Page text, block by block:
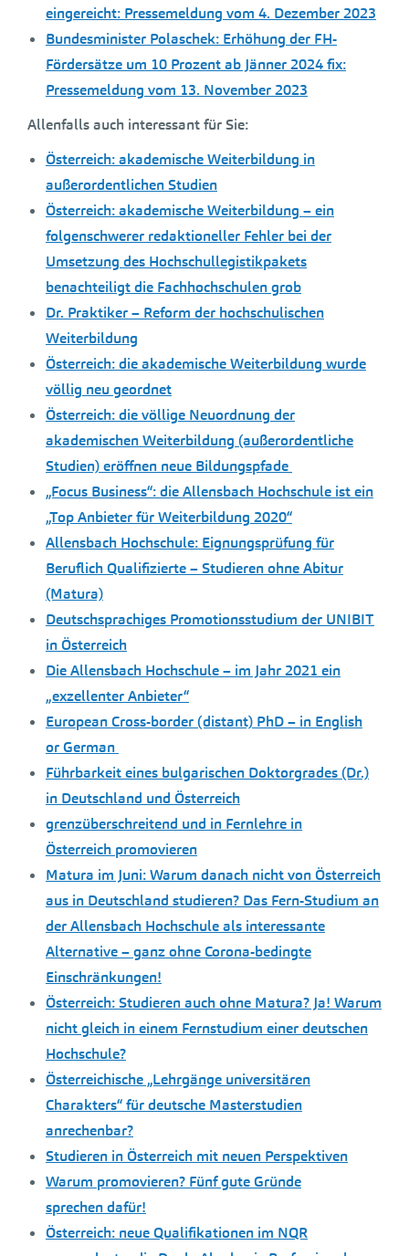
eingereicht: Pressemeldung vom 4. Dezember 2023
Bundesminister Polaschek: Erhöhung der FH-
Fördersätze um 10 Prozent ab Jänner 2024 fix:
Pressemeldung vom 13. November 2023
Allenfalls auch interessant für Sie:
Österreich: akademische Weiterbildung in
außerordentlichen Studien
Österreich: akademische Weiterbildung – ein
folgenschwerer redaktioneller Fehler bei der
Umsetzung des Hochschullegistikpakets
benachteiligt die Fachhochschulen grob
Dr. Praktiker – Reform der hochschulischen
Weiterbildung
Österreich: die akademische Weiterbildung wurde
völlig neu geordnet
Österreich: die völlige Neuordnung der
akademischen Weiterbildung (außerordentliche
Studien) eröffnen neue Bildungspfade
„Focus Business“: die Allensbach Hochschule ist ein
„Top Anbieter für Weiterbildung 2020“
Allensbach Hochschule: Eignungsprüfung für
Beruflich Qualifizierte – Studieren ohne Abitur
(Matura)
Deutschsprachiges Promotionsstudium der UNIBIT
in Österreich
Die Allensbach Hochschule – im Jahr 2021 ein
„exzellenter Anbieter“
European Cross-border (distant) PhD – in English
or German
Führbarkeit eines bulgarischen Doktorgrades (Dr.)
in Deutschland und Österreich
grenzüberschreitend und in Fernlehre in
Österreich promovieren
Matura im Juni: Warum danach nicht von Österreich
aus in Deutschland studieren? Das Fern-Studium an
der Allensbach Hochschule als interessante
Alternative – ganz ohne Corona-bedingte
Einschränkungen!
Österreich: Studieren auch ohne Matura? Ja! Warum
nicht gleich in einem Fernstudium einer deutschen
Hochschule?
Österreichische „Lehrgänge universitären
Charakters“ für deutsche Masterstudien
anrechenbar?
Studieren in Österreich mit neuen Perspektiven
Warum promovieren? Fünf gute Gründe
sprechen dafür!
Österreich: neue Qualifikationen im NQR